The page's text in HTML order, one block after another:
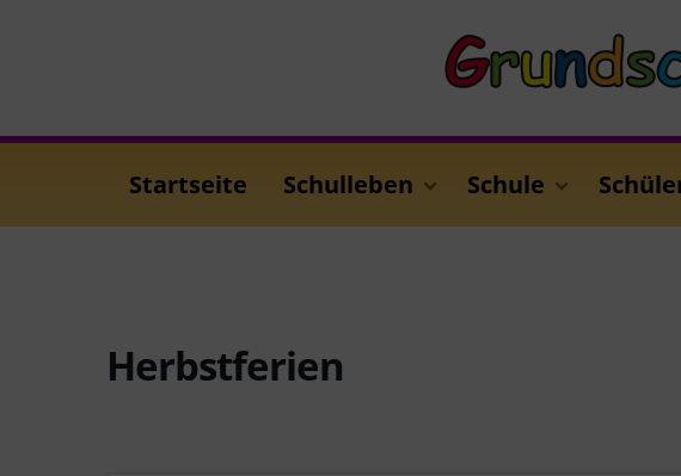
Startseite Schulleben Schule
Herbstferien